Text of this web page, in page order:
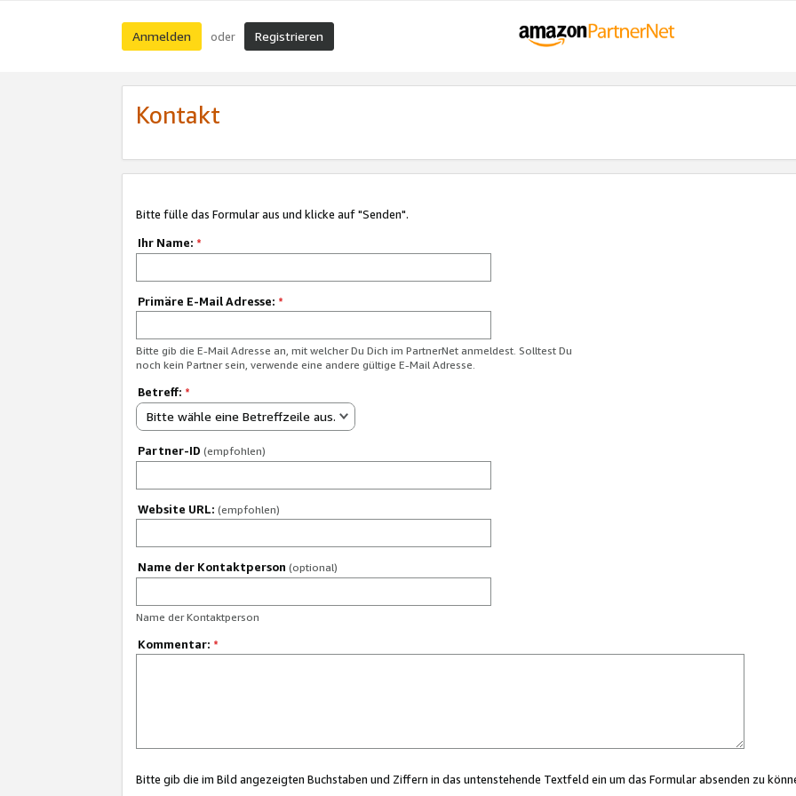
Anmelden oder Registrieren
Kontakt
Bitte fülle das Formular aus und klicke auf "Senden".
Ihr Name: *
Primäre E-Mail Adresse: *
Bitte gib die E-Mail Adresse an, mit welcher Du Dich im PartnerNet anmeldest. Solltest Du
noch kein Partner sein, verwende eine andere gültige E-Mail Adresse.
Betreff: *
Bitte wähle eine Betreffzeile aus.
Partner-ID (empfohlen)
Website URL: (empfohlen)
Name der Kontaktperson (optional)
Name der Kontaktperson
Kommentar: *
Bitte gib die im Bild angezeigten Buchstaben und Ziffern in das untenstehende Textfeld ein um das Formular absenden zu